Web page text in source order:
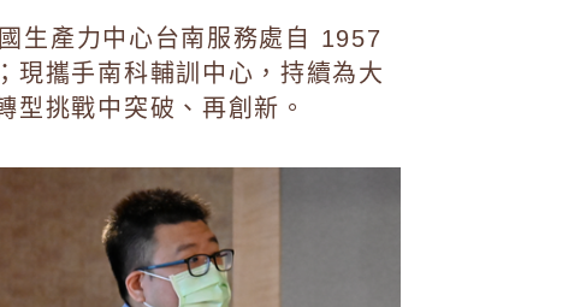
生產力中心台南服務處自 1957
現攜手南科輔訓中心，持續為大
型挑戰中突破、再創新。